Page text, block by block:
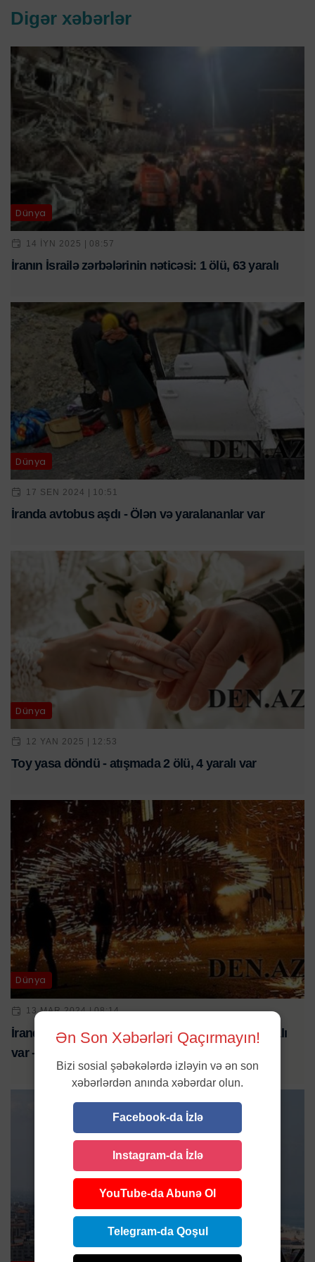
Digər xəbərlər
Dünya
14 IYN 2025 | 08:57
İranın İsrailə zərbələrinin nəticəsi: 1 ölü, 63 yaralı
Dünya
17 SEN 2024 | 10:51
İranda avtobus aşdı - Ölən və yaralananlar var
Dünya
12 YAN 2025 | 12:53
Toy yasa döndü - atışmada 2 ölü, 4 yaralı var
Dünya
13 MAR 2024 | 08:14
İranda çərşənbələrdə 26 nəfər öldü, minlərlə yaralı
var - Yenilənib
Ən Son Xəbərləri Qaçırmayın!
Bizi sosial şəbəkələrdə izləyin və ən son
xəbərlərdən anında xəbərdar olun.
Facebook-da İzlə
Instagram-da İzlə
YouTube-da Abunə Ol
Telegram-da Qoşul